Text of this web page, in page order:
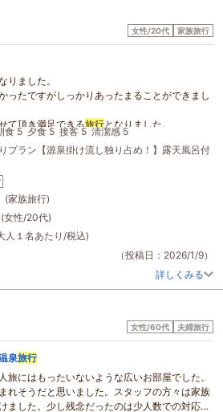
女性/20代 家族旅行
りました。
ったですがしっかりあったまることができまし
て頂き満足できる旅行となりました。
食 5 夕食 5 接客 5 清潔感 5
プラン【源泉掛け流し独り占め！】露天風呂付
家族旅行)
(女性/20代)
人１名あたり/税込)
（投稿日：2026/1/9）
詳しくみる
女性/60代 夫婦旅行
泉旅行
旅にはもったいないような広いお部屋でした。
れそうだと思いました。スタッフの方々は家族
ました。少し残念だったのは少人数での対応な